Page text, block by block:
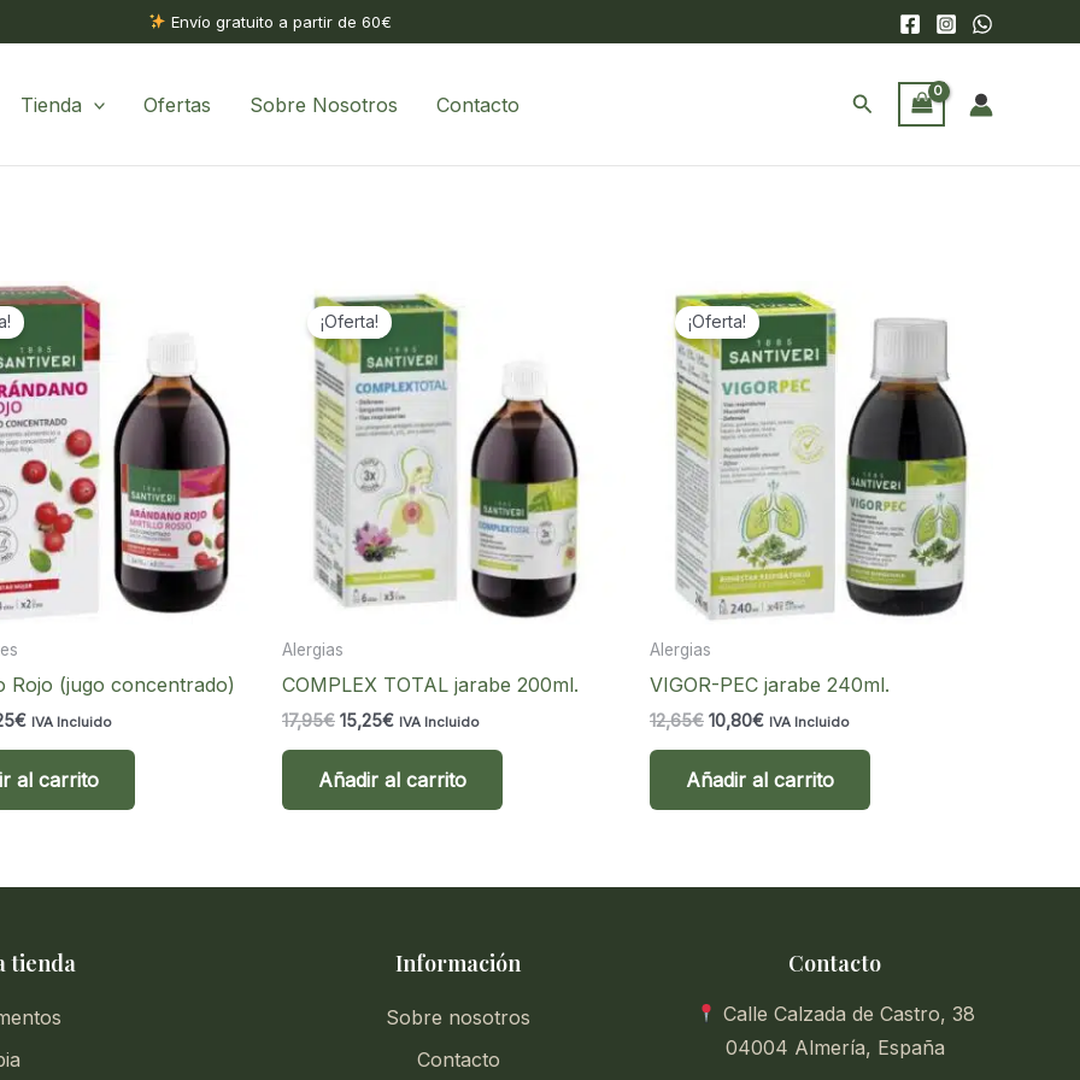
Envío gratuito a partir de 60€
Tienda Ofertas Sobre Nosotros Contacto Buscar
Rojo (jugo concentrado)
€El
es:
15,25€.
IVA Incluido
al carrito
¡Oferta!
Alergias
COMPLEX TOTAL jarabe 200ml.
17,95€ El
era:
17,95€.
15,25€El
es:
15,25€.
IVA Incluido
Añadir al carrito
¡Oferta!
Alergias
VIGOR-PEC jarabe 240ml.
12,65€ El
era:
12,65€.
10,80€El
es:
10,80€.
IVA Incluido
Añadir al carrito
tienda Información
Sobre nosotros
Contacto
Contacto
Calle Calzada de Castro, 38
04004 Almería, España